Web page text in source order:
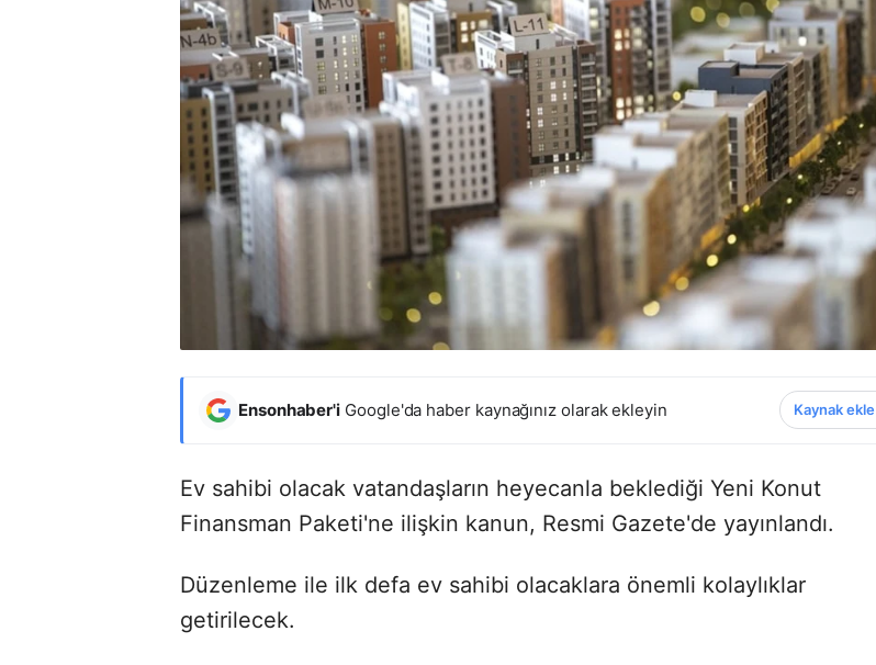
Ensonhaber'i Google'da haber kaynağınız olarak ekleyin Kaynak ekle
Ev sahibi olacak vatandaşların heyecanla beklediği Yeni Konut
Finansman Paketi'ne ilişkin kanun, Resmi Gazete'de yayınlandı.
Düzenleme ile ilk defa ev sahibi olacaklara önemli kolaylıklar
getirilecek.